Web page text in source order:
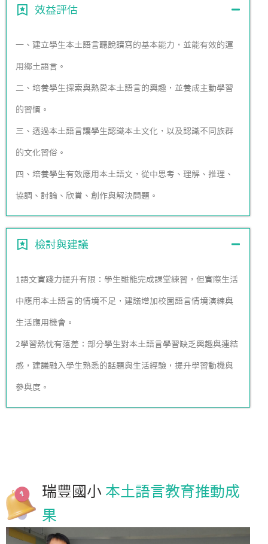
效益評估
一、建立學生本土語言聽說讀寫的基本能力，並能有效的運
用鄉土語言。
二、培養學生探索與熱愛本土語言的興趣，並養成主動學習
的習慣。
三、透過本土語言讓學生認識本土文化，以及認識不同族群
的文化習俗。
四、培養學生有效應用本土語文，從中思考、理解、推理、
協調、討論、欣賞、創作與解決問題。
檢討與建議
1語文實踐力提升有限：學生雖能完成課堂練習，但實際生活
中應用本土語言的情境不足，建議增加校園語言情境演練與
生活應用機會。
2學習熱忱有落差：部分學生對本土語言學習缺乏興趣與連結
感，建議融入學生熟悉的話題與生活經驗，提升學習動機與
參與度。
瑞豐國小 本土語言教育推動成
果